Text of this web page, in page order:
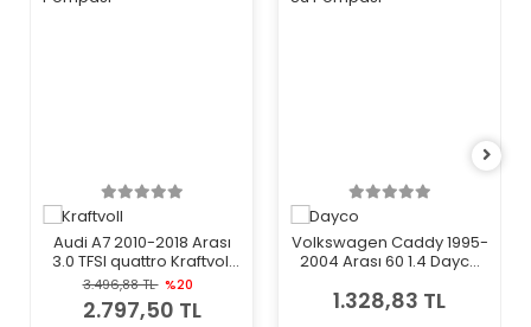
Audi A7 2010-2018 Arası
3.0 TFSI quattro Kraftvoll
Marka Devirdaim Su
Pompası
3.496,88 TL %20
2.797,50 TL
Volkswagen Caddy 1995-
2004 Arası 60 1.4 Dayco
Pompası
1.328,83 TL